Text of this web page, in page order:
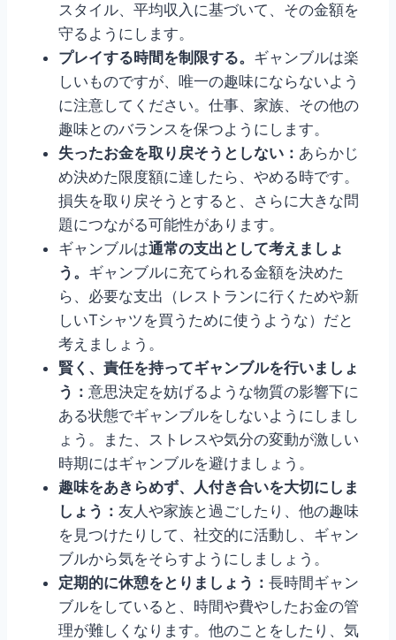
スタイル、平均収入に基づいて、その金額を
守るようにします。
プレイする時間を制限する。 ギャンブルは楽
しいものですが、唯一の趣味にならないよう
に注意してください。仕事、家族、その他の
趣味とのバランスを保つようにします。
失ったお金を取り戻そうとしない： あらかじ
め決めた限度額に達したら、やめる時です。
損失を取り戻そうとすると、さらに大きな問
題につながる可能性があります。
ギャンブルは通常の支出として考えましょ
う。 ギャンブルに充てられる金額を決めた
ら、必要な支出（レストランに行くためや新
しいTシャツを買うために使うような）だと
考えましょう。
賢く、責任を持ってギャンブルを行いましょ
う： 意思決定を妨げるような物質の影響下に
ある状態でギャンブルをしないようにしまし
ょう。また、ストレスや気分の変動が激しい
時期にはギャンブルを避けましょう。
趣味をあきらめず、人付き合いを大切にしま
しょう： 友人や家族と過ごしたり、他の趣味
を見つけたりして、社交的に活動し、ギャン
ブルから気をそらすようにしましょう。
定期的に休憩をとりましょう： 長時間ギャン
ブルをしていると、時間や費やしたお金の管
理が難しくなります。他のことをしたり、気